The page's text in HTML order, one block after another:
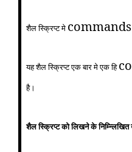
शैल स्क्रिप्ट मे
यह शैल स्क्रिप्ट एक बार मे एक हि
है।
शैल स्क्रिप्ट को लिखने के निम्न्लिखित